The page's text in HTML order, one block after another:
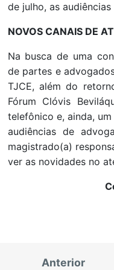
de julho, as
NOVOS CANAIS DE
Na busca de uma
de partes e
TJCE, além do
Fórum Clóvis
telefônico e, ainda,
audiências de
magistrado(a)
ver as novidades no
Anterior